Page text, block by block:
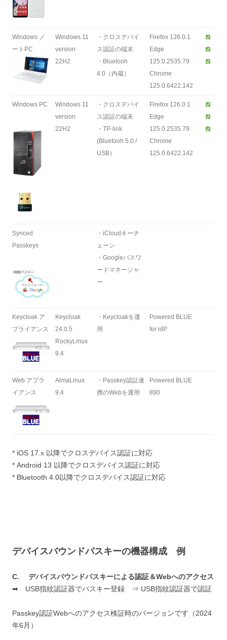
Windows ノ
ートPC
Windows 11
version
22H2
・クロスデバイ
ス認証の端末
・Bluetooh
4.0（内蔵）
Firefox 126.0.1
Edge
125.0.2535.79
Chrome
125.0.6422.142
Windows PC
Windows 11
version
22H2
・クロスデバイ
ス認証の端末
・TP-link
(Bluetooh 5.0 /
USB）
Firefox 126.0.1
Edge
125.0.2535.79
Chrome
125.0.6422.142
Synced
Passkeys
・iCloudキーチ
ェーン
・Googleパスワ
ードマネージャ
ー
Keycloak ア
プライアンス
Keycloak
24.0.5
RockyLinux
9.4
・Keycloakを運
用
Powered BLUE
for idP
Web アプラ
イアンス
AlmaLinux
9.4
・Passkey認証連
携のWebを運用
Powered BLUE
890
* iOS 17.x 以降でクロスデバイス認証に対応
* Android 13 以降でクロスデバイス認証に対応
* Bluetooth 4.0以降でクロスデバイス認証に対応
デバイスバウンドパスキーの機器構成 例
C. デバイスバウンドパスキーによる認証＆Webへのアクセス
➡ USB指紋認証器でパスキー登録 ⇒ USB指紋認証器で認証
Passkey認証Webへのアクセス検証時のバージョンです（2024
年6月）